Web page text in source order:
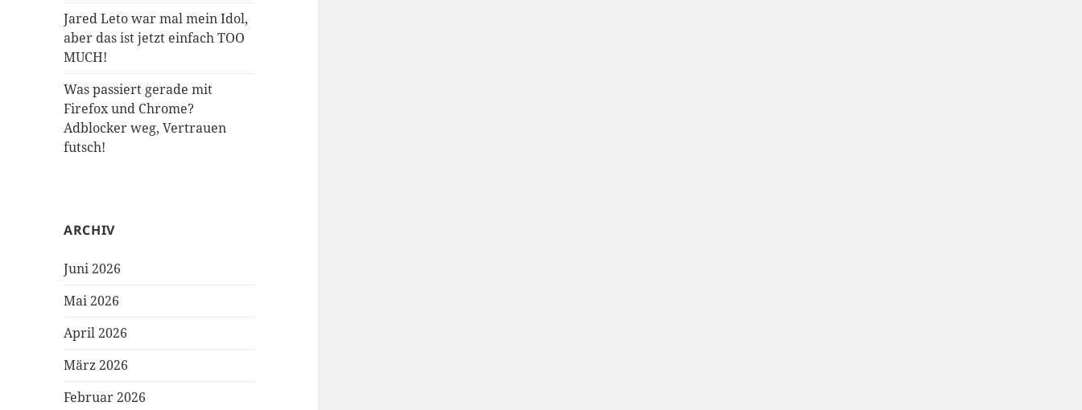
Jared Leto war mal mein Idol,
aber das ist jetzt einfach TOO
MUCH!
Was passiert gerade mit
Firefox und Chrome?
Adblocker weg, Vertrauen
futsch!
ARCHIV
Juni 2026
Mai 2026
April 2026
März 2026
Februar 2026